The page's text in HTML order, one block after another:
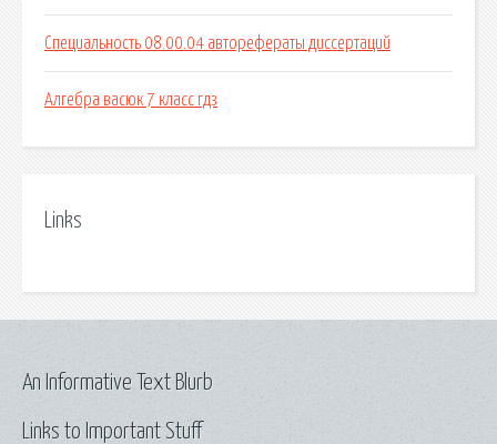
Специальность 08.00.04 авторефераты диссертаций
Алгебра васюк 7 класс гдз
Links
Links to Important Stuff
An Informative Text Blurb